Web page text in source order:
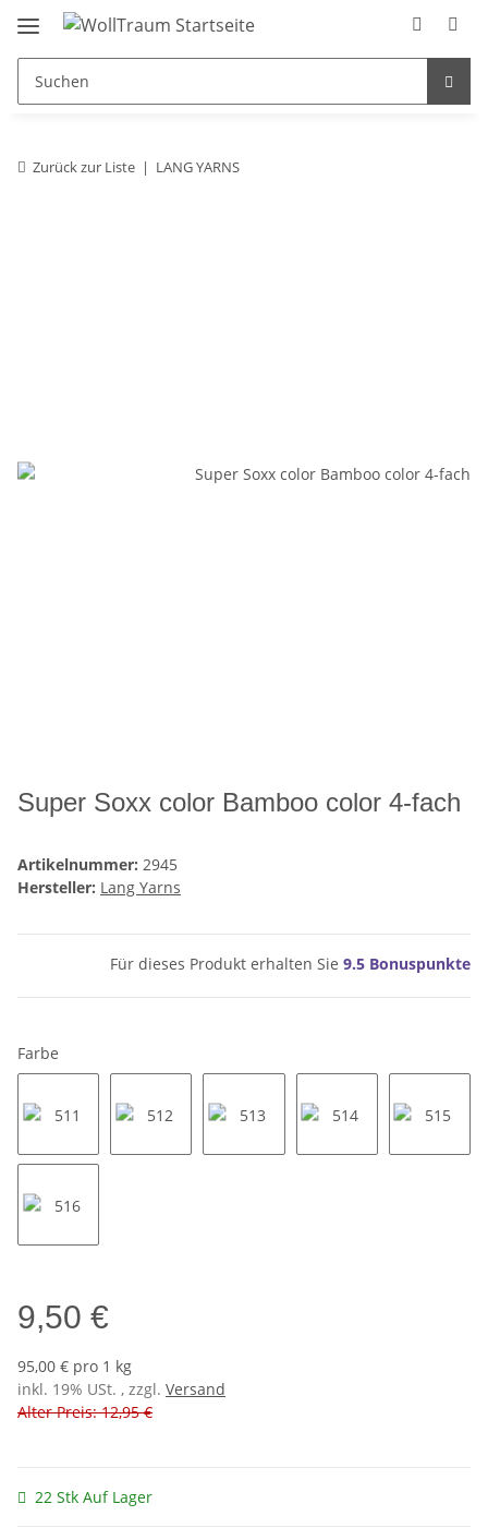
Zurück zur Liste LANG YARNS
Super Soxx color Bamboo color 4-fach
Artikelnummer: 2945
Hersteller: Lang Yarns
Für dieses Produkt erhalten Sie 9.5 Bonuspunkte
Farbe
511
9,50 €
95,00 € pro 1 kg
inkl. 19% USt. , zzgl. Versand
Alter Preis: 12,95 €
22 Stk Auf Lager